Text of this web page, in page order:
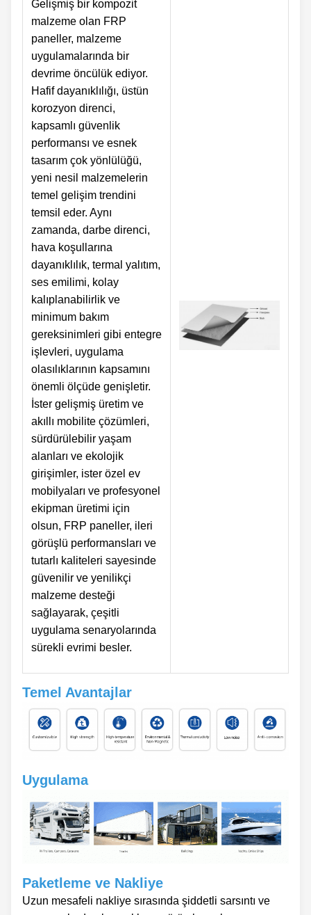
Gelişmiş bir kompozit
malzeme olan FRP
paneller, malzeme
uygulamalarında bir
devrime öncülük ediyor.
Hafif dayanıklılığı, üstün
korozyon direnci,
kapsamlı güvenlik
performansı ve esnek
tasarım çok yönlülüğü,
yeni nesil malzemelerin
temel gelişim trendini
temsil eder. Aynı
zamanda, darbe direnci,
hava koşullarına
dayanıklılık, termal yalıtım,
ses emilimi, kolay
kalıplanabilirlik ve
minimum bakım
gereksinimleri gibi entegre
işlevleri, uygulama
olasılıklarının kapsamını
önemli ölçüde genişletir.
İster gelişmiş üretim ve
akıllı mobilite çözümleri,
sürdürülebilir yaşam
alanları ve ekolojik
girişimler, ister özel ev
mobilyaları ve profesyonel
ekipman üretimi için
olsun, FRP paneller, ileri
görüşlü performansları ve
tutarlı kaliteleri sayesinde
güvenilir ve yenilikçi
malzeme desteği
sağlayarak, çeşitli
uygulama senaryolarında
sürekli evrimi besler.
Temel Avantajlar
Uygulama
Paketleme ve Nakliye
Uzun mesafeli nakliye sırasında şiddetli sarsıntı ve